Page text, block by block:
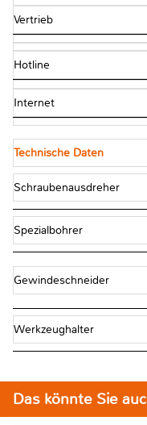
Vertrieb
Hotline
Internet
Technische Daten
Schraubenausdreher
Spezialbohrer
Gewindeschneider
Werkzeughalter
Das könnte Sie